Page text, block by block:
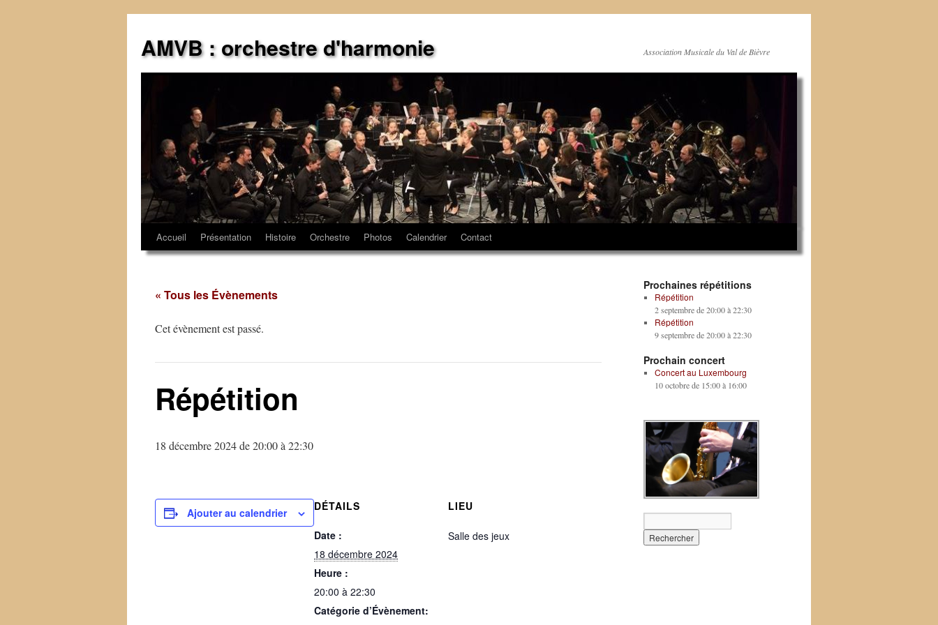
contenu
AMVB : orchestre d'harmonie Association Musicale du Val de Bièvre
Accueil Présentation Histoire Orchestre Photos Calendrier Contact
« Tous les Évènements
Cet évènement est passé.
Répétition
18 décembre 2024 de 20:00à 22:30
Ajouter au calendrier DÉTAILS
Date :
18 décembre 2024
Heure :
20:00 à 22:30
Catégorie d’Évènement:
LIEU
Salle des jeux
Prochaines répétitions
Répétition
2 septembre de 20:00à22:30
Répétition
9 septembre de 20:00à22:30
Prochain concert
Concert au Luxembourg
10 octobre de 15:00à 16:00